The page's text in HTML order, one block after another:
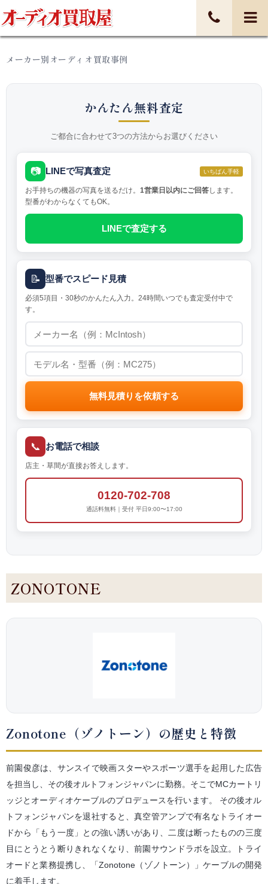
メーカー別オーディオ買取事例
かんたん無料査定
ご都合に合わせて3つの方法からお選びください
📷 LINEで写真査定 いちばん手軽
お手持ちの機器の写真を送るだけ。 1営業日以内にご回答します。
型番がわからなくてもOK。
LINEで査定する
📝 型番でスピード見積
必須5項目・30秒のかんたん入力。24時間いつでも査定受付中で
す。
無料見積りを依頼する
📞 お電話で相談
店主・草間が直接お答えします。
0120-702-708
通話料無料｜受付 平日9:00〜17:00
ZONOTONE
Zonotone（ゾノトーン）の歴史と特徴
前園俊彦は、サンスイで映画スターやスポーツ選手を起用した広告
を担当し、その後オルトフォンジャパンに勤務。そこでMCカートリ
ッジとオーディオケーブルのプロデュースを行います。
その後オル
トフォンジャパンを退社すると、真空管アンプで有名なトライオー
ドから「もう一度」との強い誘いがあり、二度は断ったものの三度
目にとうとう断りきれなくなり、前園サウンドラボを設立。トライ
オードと業務提携し、「Zonotone（ゾノトーン）」ケーブルの開発
に着手します。